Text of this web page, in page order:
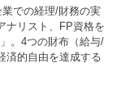
での経理/財務の実
ナリスト、FP資格を
。4つの財布（給与/
済的自由を達成する